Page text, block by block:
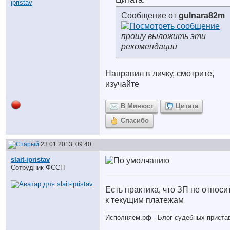
Сообщение от gulnara82m
прошу выложить эти
рекомендации
Направил в личку, смотрите,
изучайте
В Минюст
Цитата
Спасибо
23.01.2013, 09:40
slait-ipristav
Сотрудник ФССП
Есть практика, что ЗП не
к текущим платежам
Исполняем.рф - Блог судебных